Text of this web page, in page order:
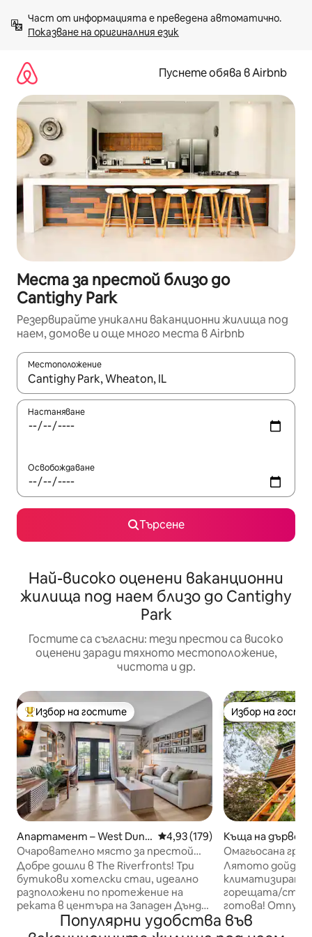
към
съдържанието
Показване на оригиналния език
Пуснете обява в Airbnb
Места за престой близо до
Cantighy Park
Резервирайте уникални ваканционни жилища под
наем, домове и още много места в Airbnb
Местоположение
Когато резултатите се покажат, използвайте
Настаняване
Освобождаване
Търсене
Най-високо оценени ваканционни
жилища под наем близо до Cantighy
Park
Гостите са съгласни: тези престои са високо
оценени заради тяхното местоположение,
чистота и др.
Най-популярен избор на гостите
Избор на гостите
Апартамент – West Dund
ee
Средна оценка: 4,93 от 5,
4,93 (179)
Очарователно място за престой
край реката | В сърцето на центъра
Добре дошли в The Riverfronts! Три
бутикови хотелски стаи, идеално
разположени по протежение на
реката в центъра на Западен Дънди,
предлагащи живописни гледки и
модерни удобства.
Избор на
Избор на
Къща на дърво –
urg
Омагьосана
(удобство*)
Лятото дойде,
климатизирана
горещата/
готова! Отпуснете се в нашата
луксозна,
канабис, много
Популярни удобства във